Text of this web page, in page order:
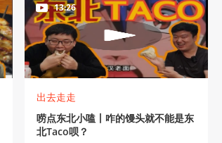
13:26
出去走走
唠点东北小嗑丨咋的馒头就不能是东
北Taco呗？